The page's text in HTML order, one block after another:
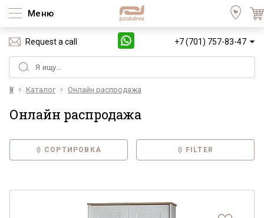
Меню
Request a call +7 (701) 757-83-47
Үй Каталог Онлайн распродажа
Онлайн распродажа
СОРТИРОВКА FILTER